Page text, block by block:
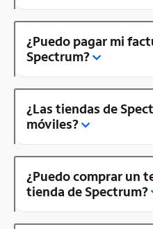
¿Puedo pagar mi
Spectrum?
¿Las tiendas de
móviles?
¿Puedo comprar un
tienda de Spectrum?